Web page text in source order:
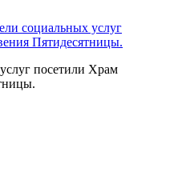
социальных услуг
Пятидесятницы.
посетили Храм